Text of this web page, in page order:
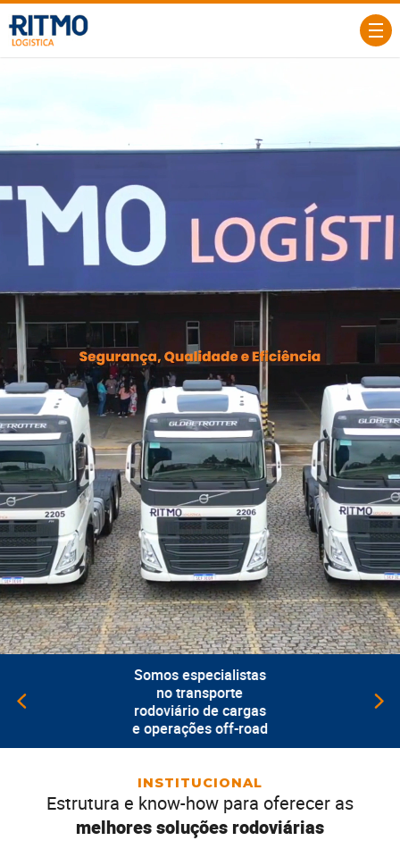
Somos especialistas
no transporte
rodoviário de cargas
e operações off-road
INSTITUCIONAL
Estrutura e know-how para oferecer as
melhores soluções rodoviárias